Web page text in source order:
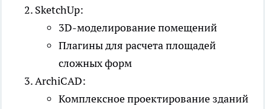
SketchUp:
3D-моделирование помещений
Плагины для расчета площадей
сложных форм
ArchiCAD:
Комплексное проектирование зданий